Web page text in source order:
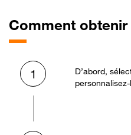
Comment obtenir
1
D’abord,
personnalisez-